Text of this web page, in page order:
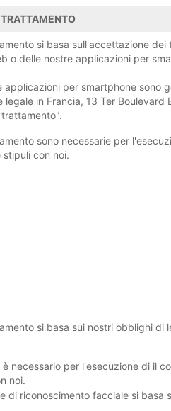
si basa sull'accettazione dei
o delle nostre applicazioni per
applicazioni per smartphone sono
legale in Francia, 13 Ter Boulevard
sono necessarie per
con noi.
si basa sui nostri obblighi di
necessario per l'esecuzione di il
noi.
di riconoscimento facciale si basa